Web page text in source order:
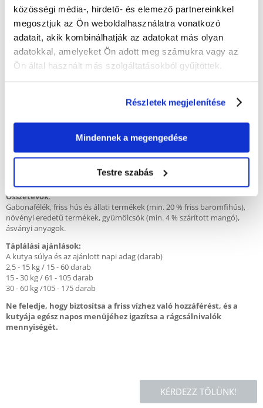
közösségi média-, hirdető- és elemező partnereinkkel
megosztjuk az Ön weboldalhasználatra vonatkozó
adatait, akik kombinálhatják az adatokat más olyan
adatokkal, amelyeket Ön adott meg számukra vagy az
Ön által használt más szolgáltatásokból gyűjtöttek.
Részletek megjelenítése
Mindennek a megengedése
Testre szabás
Snackek 200g-os Soft-Lift-Cup kiszerelésben, 5 erősen gyümölcsös ízben!
Jellemzők:
- Puha, nedves (28%), mini csont alakú textúra.
- A szorosan visszazárható csomagolás hosszabb ideig megőrzi a
frissességet
- különösen alkalmas képzésre, oktatásra és jutalmazásra
- kistestű fajták számára is alkalmas
- nincs mesterséges színezék
Elemzés:
Fehérje 20,5 %, zsír 5,0 %, nyersrost 2,0 %, nyershamu 4,9 %, kalcium 1,1
%, foszfor 0,8 %, magnézium 0,08 %.
Összetevők:
Gabonafélék, friss hús és állati termékek (min. 20 % friss baromfihús),
növényi eredetű termékek, gyümölcsök (min. 4 % szárított mangó),
ásványi anyagok.
Táplálási ajánlások:
A kutya súlya és az ajánlott napi adag (darab)
2,5 - 15 kg / 15 - 60 darab
15 - 30 kg / 61 - 105 darab
30 - 60 kg /105 - 175 darab
Ne feledje, hogy biztosítsa a friss vízhez való hozzáférést, és a
kutyája egész napos menüjéhez igazítsa a rágcsálnivalók
mennyiségét.
KÉRDEZZ TŐLÜNK!